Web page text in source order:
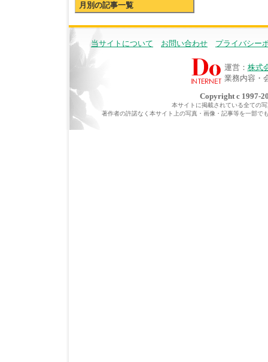
月別の記事一覧
当サイトについて お問い合わせ プライバシー
運営： 株式
業務内容・
Copyright c 1997-
本サイトに掲載されている全ての
著作者の許諾なく本サイト上の写真・画像・記事等を一部で